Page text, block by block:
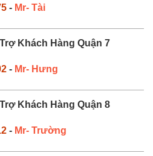
- Mr- Tài
Khách Hàng Quận 7
- Mr- Hưng
Khách Hàng Quận 8
- Mr- Trường